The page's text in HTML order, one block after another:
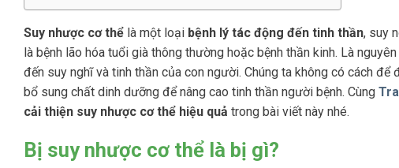
Suy nhược cơ thể là một loại bệnh lý tác động đến tinh thần, suy
là bệnh lão hóa tuổi già thông thường hoặc bệnh thần kinh. Là
đến suy nghĩ và tinh thần của con người. Chúng ta không có cách
bổ sung chất dinh dưỡng để nâng cao tinh thần người bệnh. Cùng
cải thiện suy nhược cơ thể hiệu quả trong bài viết này nhé.
Bị suy nhược cơ thể là bị gì?